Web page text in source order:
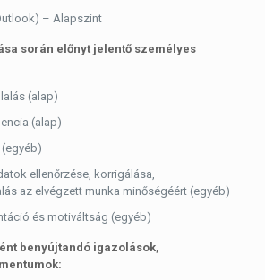
– Alapszint
során előnyt jelentő személyes
(alap)
(alap)
ellenőrzése, korrigálása,
az elvégzett munka minőségéért (egyéb)
és motiváltság (egyéb)
benyújtandó igazolások,